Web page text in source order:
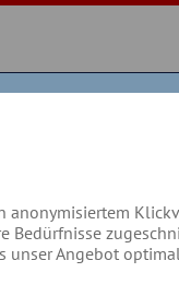
anonymisiertem
unser Angebot